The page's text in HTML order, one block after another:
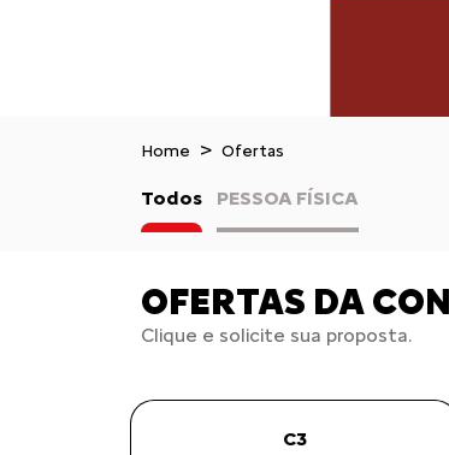
Home Ofertas
Todos PESSOA FÍSICA
OFERTAS DA
Clique e solicite sua proposta.
C3